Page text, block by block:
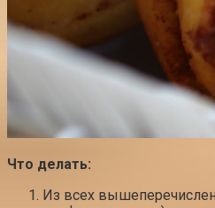
Что делать:
Из всех